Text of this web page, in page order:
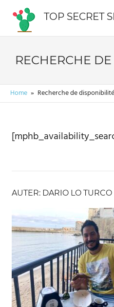
content
TOP SECRET
Guide
de
laRECHERCHE
Home Recherche de disponibilité
AUTER: DARIO LO TURCO